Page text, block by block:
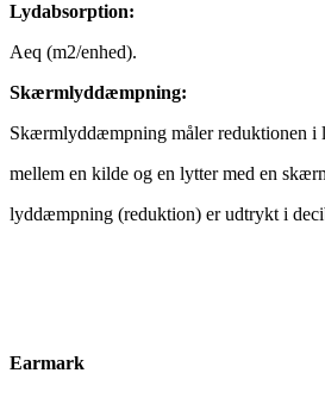
Lydabsorption:
Aeq (m2/enhed).
Skærmlyddæmpning:
Skærmlyddæmpning målerreduktionen i
mellem en kilde og en lytter med en
lyddæmpning (reduktion) er udtrykt i
Earmark